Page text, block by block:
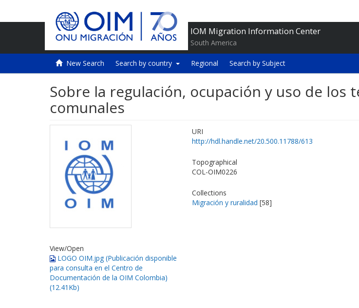
IOM Migration Information Center
South America
New Search Search by country Regional Search by Subject
Sobre la regulación, ocupación y uso de los
comunales
View/Open
LOGO OIM.jpg (Publicación disponible
para consulta en el Centro de
Documentación de la OIM Colombia)
(12.41Kb)
URI
http://hdl.handle.net/20.500.11788/613
Topographical
COL-OIM0226
Collections
Migración y ruralidad [58]